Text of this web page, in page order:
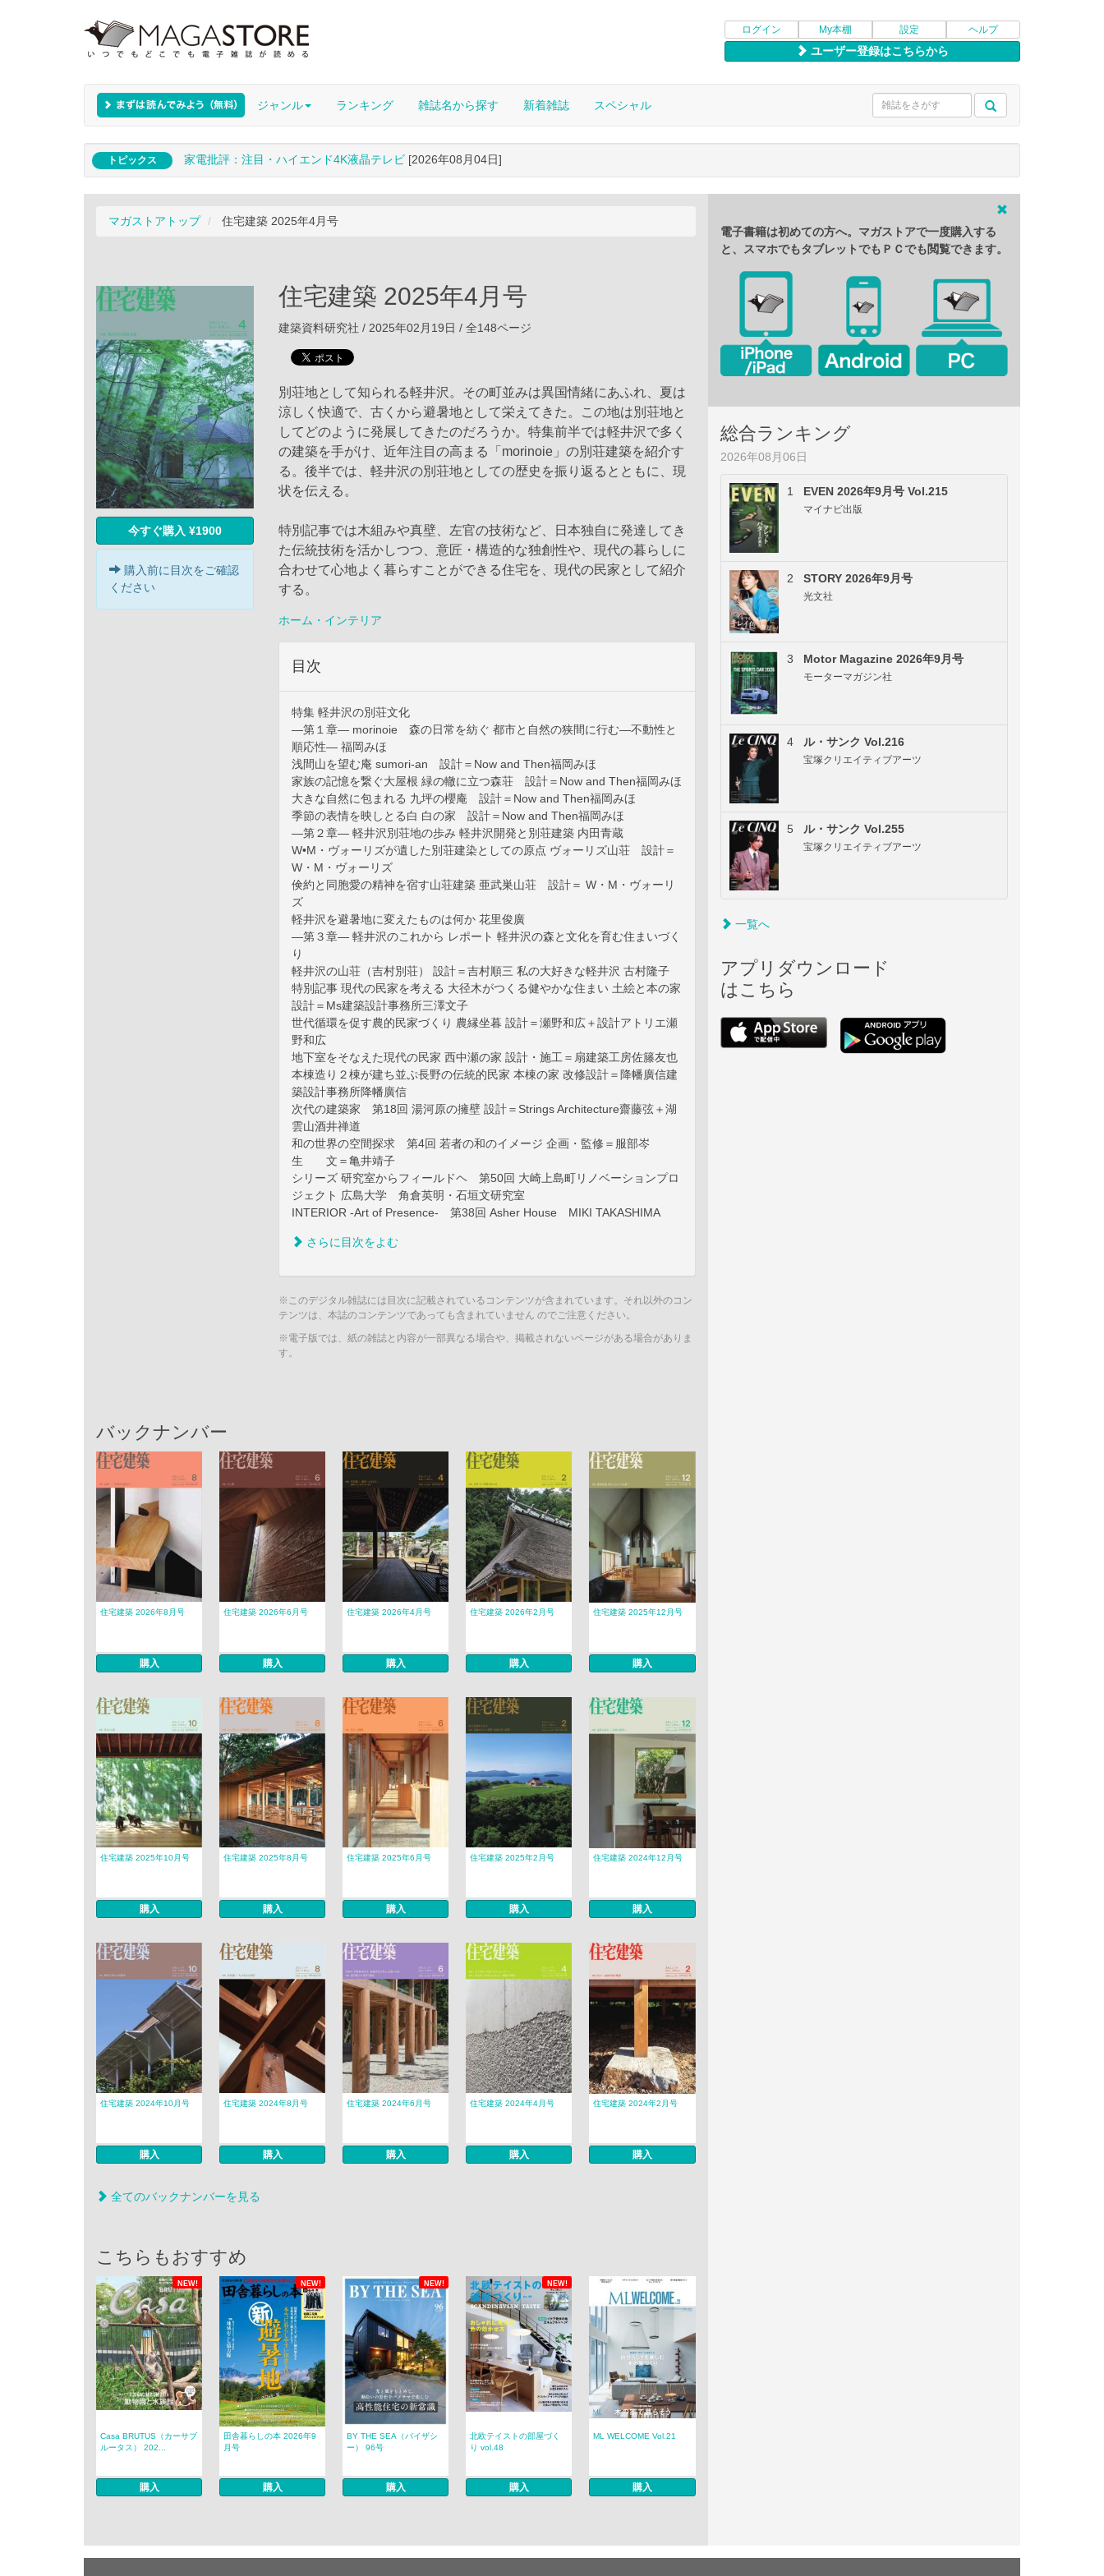
ログイン My本棚 設定 ヘルプ
ユーザー登録はこちらから
ジャンル ランキング 雑誌名から探す 新着雑誌 スペシャル
トピックス 家電批評：注目・ハイエンド4K液晶テレビ [2026年08月04日]
マガストアトップ 住宅建築 2025年4月号
今すぐ購入 ¥1900
購入前に目次をご確認
ください
住宅建築 2025年4月号
建築資料研究社 / 2025年02月19日 / 全148ページ
別荘地として知られる軽井沢。その町並みは異国情緒にあふれ、夏は
涼しく快適で、古くから避暑地として栄えてきた。この地は別荘地と
してどのように発展してきたのだろうか。特集前半では軽井沢で多く
の建築を手がけ、近年注目の高まる「morinoie」の別荘建築を紹介す
る。後半では、軽井沢の別荘地としての歴史を振り返るとともに、現
状を伝える。
特別記事では木組みや真壁、左官の技術など、日本独自に発達してき
た伝統技術を活かしつつ、意匠・構造的な独創性や、現代の暮らしに
合わせて心地よく暮らすことができる住宅を、現代の民家として紹介
する。
ホーム・インテリア
目次
特集 軽井沢の別荘文化
―第１章― morinoie 森の日常を紡ぐ 都市と自然の狭間に行む―不動性と
順応性― 福岡みほ
浅間山を望む庵 sumori-an 設計＝Now and Then福岡みほ
家族の記憶を繋ぐ大屋根 緑の轍に立つ森荘 設計＝Now and Then福岡みほ
大きな自然に包まれる 九坪の櫻庵 設計＝Now and Then福岡みほ
季節の表情を映しとる白 白の家 設計＝Now and Then福岡みほ
―第２章― 軽井沢別荘地の歩み 軽井沢開発と別荘建築 内田青蔵
W•M・ヴォーリズが遺した別荘建染としての原点 ヴォーリズ山荘 設計＝
W・M・ヴォーリズ
倹約と同胞愛の精神を宿す山荘建築 亜武巣山荘 設計＝ W・M・ヴォーリ
ズ
軽井沢を避暑地に変えたものは何か 花里俊廣
―第３章― 軽井沢のこれから レポート 軽井沢の森と文化を育む住まいづく
り
軽井沢の山荘（吉村別荘） 設計＝吉村順三 私の大好きな軽井沢 古村隆子
特別記事 現代の民家を考える 大径木がつくる健やかな住まい 土絵と本の家
設計＝Ms建築設計事務所三澤文子
世代循環を促す農的民家づくり 農縁坐暮 設計＝瀬野和広＋設計アトリエ瀬
野和広
地下室をそなえた現代の民家 西中瀬の家 設計・施工＝扇建築工房佐籐友也
本棟造り２棟が建ち並ぷ長野の伝統的民家 本棟の家 改修設計＝降幡廣信建
築設計事務所降幡廣信
次代の建築家 第18回 湯河原の擁壁 設計＝Strings Architecture齋藤弦＋湖
雲山酒井禅道
和の世界の空間探求 第4回 若者の和のイメージ 企画・監修＝服部岑
生 文＝亀井靖子
シリーズ 研究室からフィールドヘ 第50回 大崎上島町リノベーションプロ
ジェクト 広島大学 角倉英明・石垣文研究室
INTERIOR -Art of Presence- 第38回 Asher House MIKI TAKASHIMA
さらに目次をよむ
※このデジタル雑誌には目次に記載されているコンテンツが含まれています。それ以外のコン
テンツは、本誌のコンテンツであっても含まれていません のでご注意ください。
※電子版では、紙の雑誌と内容が一部異なる場合や、掲載されないページがある場合がありま
す。
バックナンバー
住宅建築 2026年8月号
購入
住宅建築 2026年6月号
購入
住宅建築 2026年4月号
購入
住宅建築 2026年2月号
購入
住宅建築 2025年12月号
購入
住宅建築 2025年10月号
購入
住宅建築 2025年8月号
購入
住宅建築 2025年6月号
購入
住宅建築 2025年2月号
購入
住宅建築 2024年12月号
購入
住宅建築 2024年10月号
購入
住宅建築 2024年8月号
購入
住宅建築 2024年6月号
購入
住宅建築 2024年4月号
購入
住宅建築 2024年2月号
購入
全てのバックナンバーを見る
こちらもおすすめ
NEW! NEW! NEW! NEW!
Casa BRUTUS（カーサブ
ルータス） 202...
購入
田舎暮らしの本 2026年9
月号
購入
BY THE SEA（バイザシ
ー） 96号
購入
北欧テイストの部屋づく
り vol.48
購入
ML WELCOME Vol.21
購入
電子書籍は初めての方へ。マガストアで一度購入する
と、スマホでもタブレットでもＰＣでも閲覧できます。
総合ランキング
2026年08月06日
1 EVEN 2026年9月号 Vol.215
マイナビ出版
2 STORY 2026年9月号
光文社
3 Motor Magazine 2026年9月号
モーターマガジン社
4 ル・サンク Vol.216
宝塚クリエイティブアーツ
5 ル・サンク Vol.255
宝塚クリエイティブアーツ
一覧へ
アプリダウンロード
はこちら